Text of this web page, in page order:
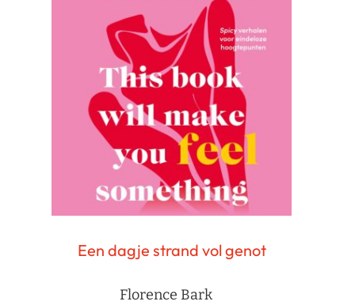
Een dagje strand vol genot
Florence Bark